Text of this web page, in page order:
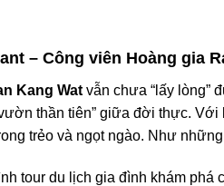
– Công viên Hoàng gia
Kang Wat vẫn chưa “lấy lòng”
thần tiên” giữa đời thực.
trẻo và ngọt ngào. Như
tour du lịch gia đình khám phá